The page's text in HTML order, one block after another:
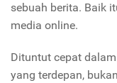
sebuah berita. Baik
media online.
Dituntut cepat
yang terdepan,